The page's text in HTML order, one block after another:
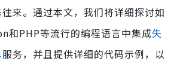
来。通过本文，我们将详细探讨如
和PHP等流行的编程语言中集成失
服务，并且提供详细的代码示例，以